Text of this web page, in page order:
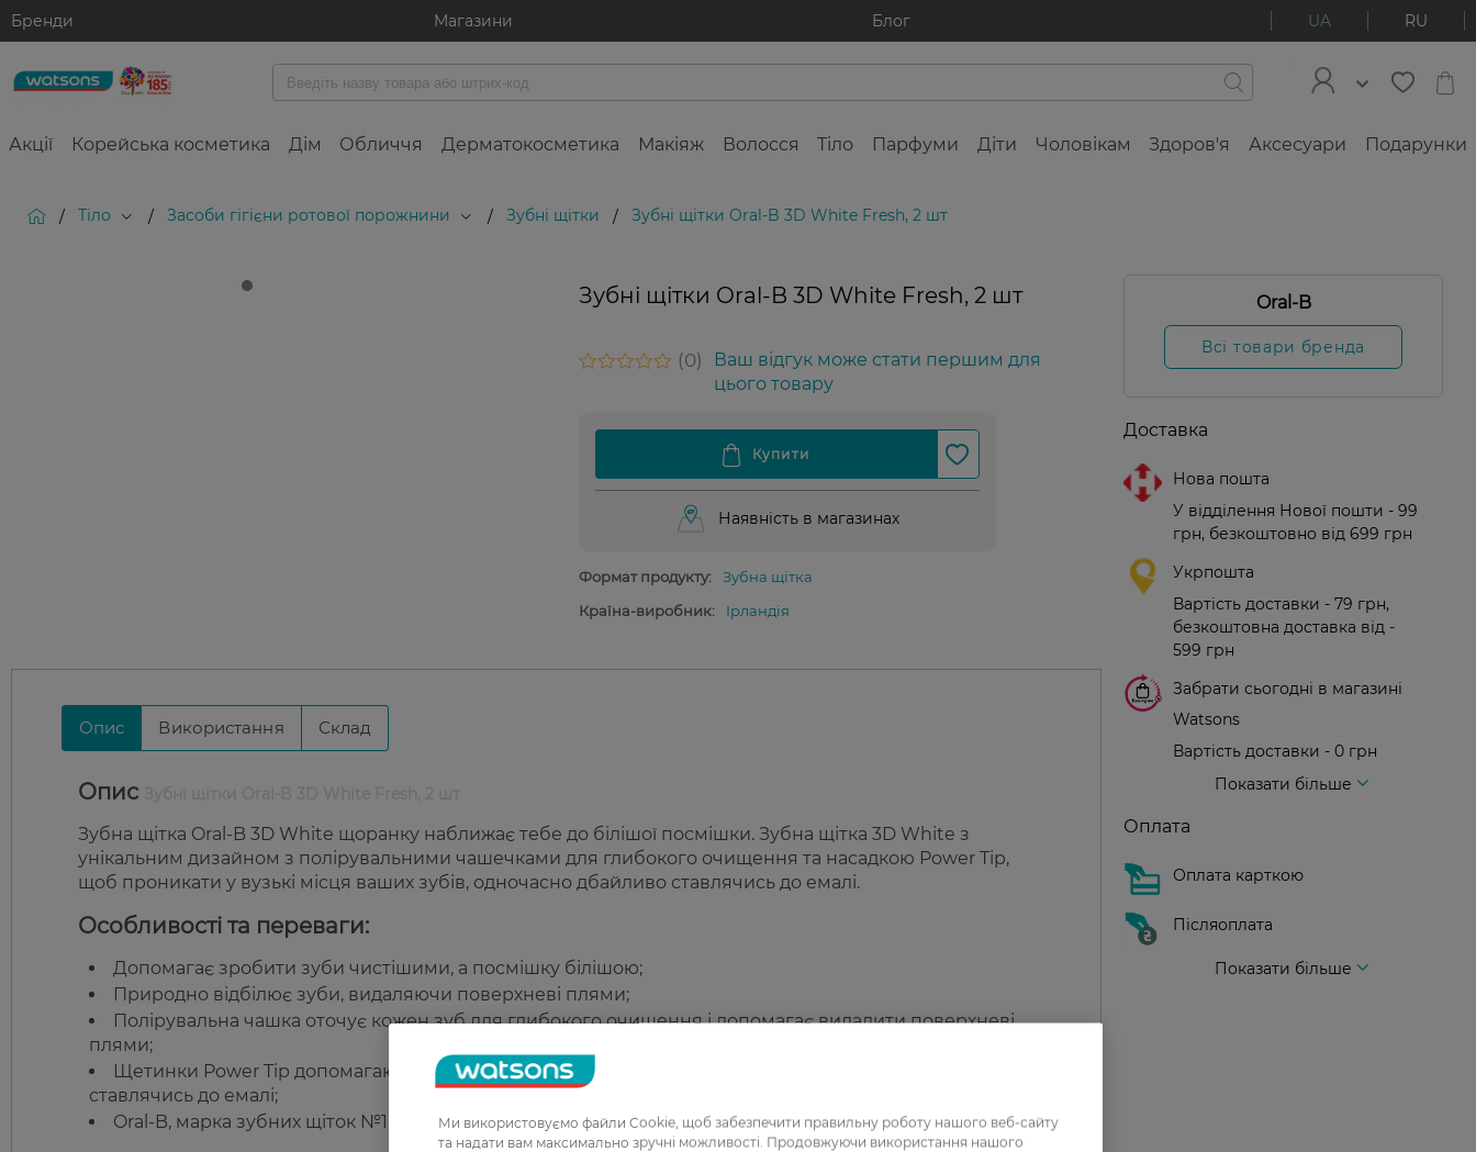
Бренди Магазини Блог UA RU
Акції Корейська косметика Дім Обличчя Дерматокосметика Макіяж Волосся Тіло Парфуми Діти Чоловікам Здоров'я Аксесуари Подарунки
/ Тіло / Засоби гігієни ротової порожнини / Зубні щітки / Зубні щітки Oral-B 3D White Fresh, 2 шт
Зубні щітки Oral-B 3D White Fresh, 2 шт
0
Ваш відгук може стати першим для
цього товару
Наявність в магазинах
Формат продукту:
Зубна щітка
Країна-виробник:
Ірландія
Опис Використання Склад
Опис
Зубна щітка Oral-B 3D White щоранку наближає тебе до білішої посмішки. Зубна щітка 3D White з
унікальним дизайном з полірувальними чашечками для глибокого очищення та насадкою Power Tip,
щоб проникати у вузькі місця ваших зубів, одночасно дбайливо ставлячись до емалі.
Особливості та переваги:
Допомагає зробити зуби чистішими, а посмішку білішою;
Природно відбілює зуби, видаляючи поверхневі плями;
Полірувальна чашка оточує кожен зуб для глибокого очищення і допомагає видалити поверхневі
плями;
Щетинки Power Tip допомагають глибоко очистити важкодоступні ділянки, одночасно дбайливо
ставлячись до емалі;
Oral-B, марка зубних щіток №1, яку використовують стоматологи в усьому світ.
Oral-B
Всі товари бренда
Доставка
Нова пошта
У відділення Нової пошти - 99
грн, безкоштовно від 699 грн
Укрпошта
Вартість доставки - 79 грн,
безкоштовна доставка від -
599 грн
Забрати сьогодні в магазині
Watsons
Вартість доставки - 0 грн
Показати більше
Оплата
Оплата карткою
Післяоплата
Показати більше
Ми використовуємо файли Cookie, щоб забезпечити правильну роботу нашого веб-сайту
та надати вам максимально зручні можливості. Продовжуючи використання нашого